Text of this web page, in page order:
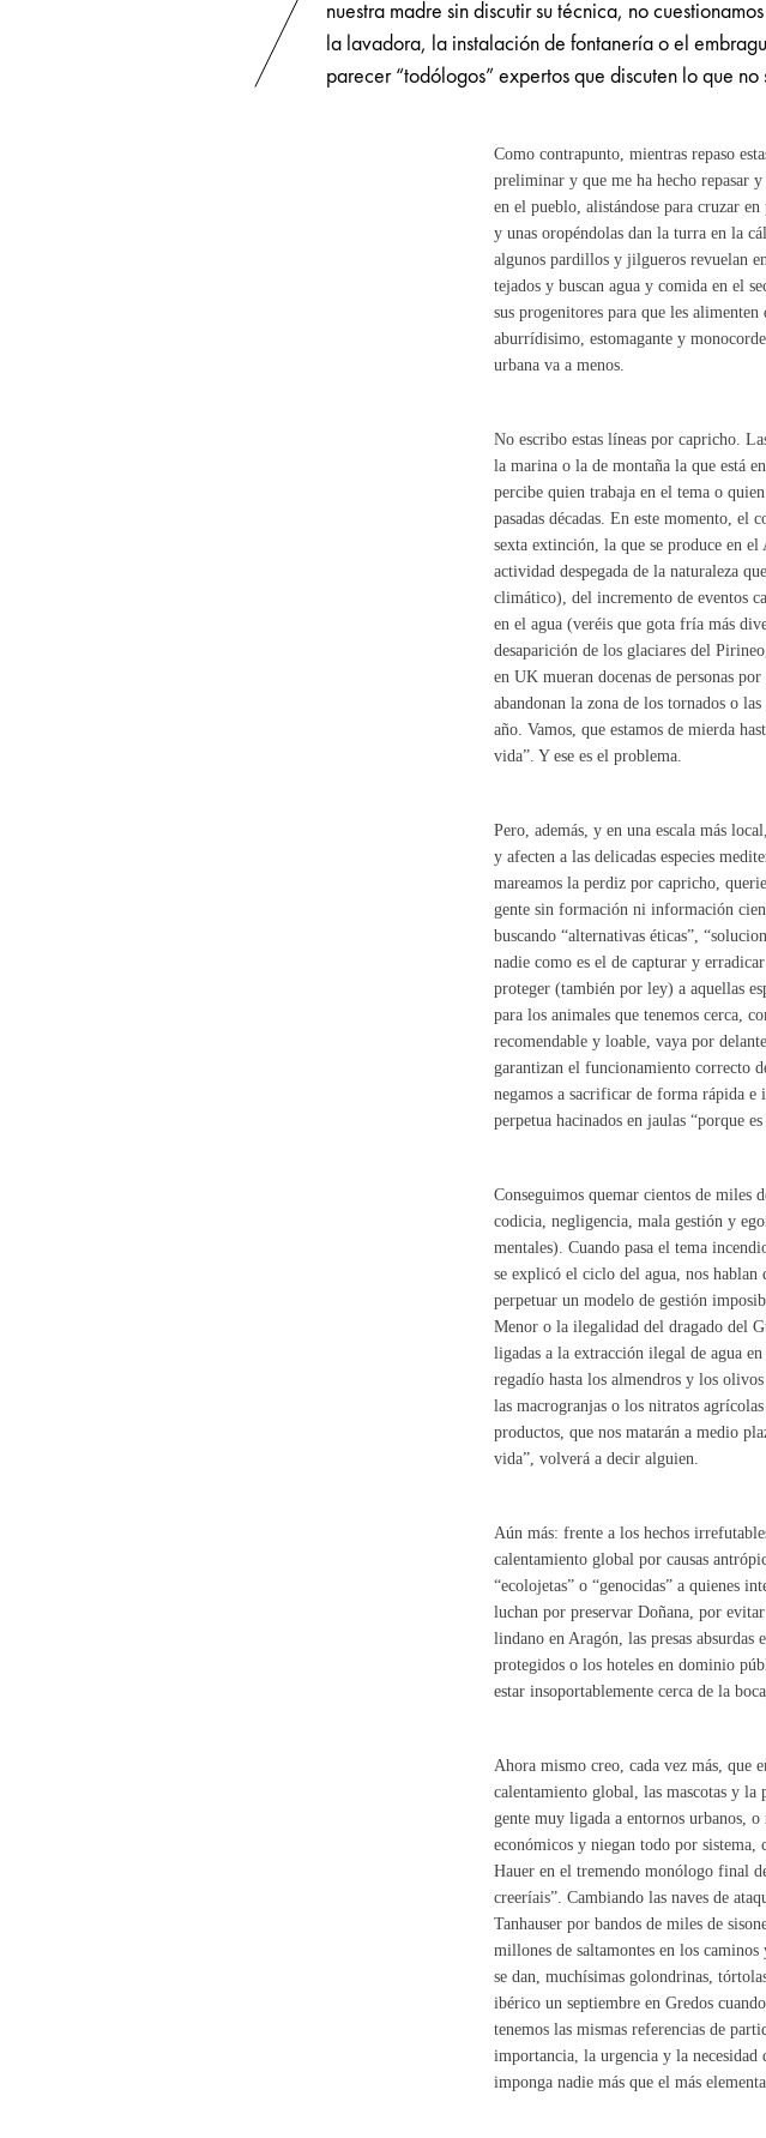
nuestra madre sin discutir su técnica, no
la lavadora, la instalación de fontanería o el
parecer “todólogos” expertos que discuten lo que no
Como contrapunto, mientras repaso
preliminar y que me ha hecho repasar
en el pueblo, alistándose para cruzar
y unas oropéndolas dan la turra en la
algunos pardillos y jilgueros revuelan
tejados y buscan agua y comida en el
sus progenitores para que les
aburrídisimo, estomagante y
urbana va a menos.
No escribo estas líneas por capricho.
la marina o la de montaña la que está
percibe quien trabaja en el tema o
pasadas décadas. En este momento, el
sexta extinción, la que se produce en
actividad despegada de la naturaleza
climático), del incremento de eventos
en el agua (veréis que gota fría más
desaparición de los glaciares del
en UK mueran docenas de personas
abandonan la zona de los tornados o
año. Vamos, que estamos de mierda
vida”. Y ese es el problema.
Pero, además, y en una escala más
y afecten a las delicadas especies
mareamos la perdiz por capricho,
gente sin formación ni información
buscando “alternativas éticas”,
nadie como es el de capturar y
proteger (también por ley) a aquellas
para los animales que tenemos cerca,
recomendable y loable, vaya por
garantizan el funcionamiento correcto
negamos a sacrificar de forma rápida e
perpetua hacinados en jaulas “porque
Conseguimos quemar cientos de miles
codicia, negligencia, mala gestión y
mentales). Cuando pasa el tema
se explicó el ciclo del agua, nos hablan
perpetuar un modelo de gestión
Menor o la ilegalidad del dragado del
ligadas a la extracción ilegal de agua
regadío hasta los almendros y los
las macrogranjas o los nitratos
productos, que nos matarán a medio
vida”, volverá a decir alguien.
Aún más: frente a los hechos
calentamiento global por causas
“ecolojetas” o “genocidas” a quienes
luchan por preservar Doñana, por
lindano en Aragón, las presas absurdas
protegidos o los hoteles en dominio
estar insoportablemente cerca de la
Ahora mismo creo, cada vez más, que
calentamiento global, las mascotas y
gente muy ligada a entornos urbanos,
económicos y niegan todo por sistema,
Hauer en el tremendo monólogo final
creeríais”. Cambiando las naves de
Tanhauser por bandos de miles de
millones de saltamontes en los
se dan, muchísimas golondrinas,
ibérico un septiembre en Gredos
tenemos las mismas referencias de
importancia, la urgencia y la necesidad
imponga nadie más que el más